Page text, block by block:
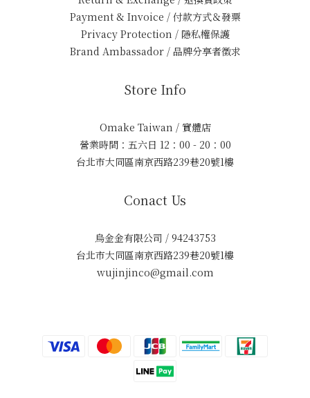
Payment & Invoice / 付款方式＆發票
Privacy Protection / 隱私權保護
Brand Ambassador / 品牌分享者徵求
Store Info
Omake Taiwan / 實體店
營業時間：五六日 12：00 - 20：00
台北市大同區南京西路239巷20號1樓
Conact Us
烏金金有限公司 / 94243753
台北市大同區南京西路239巷20號1樓
wujinjinco@gmail.com